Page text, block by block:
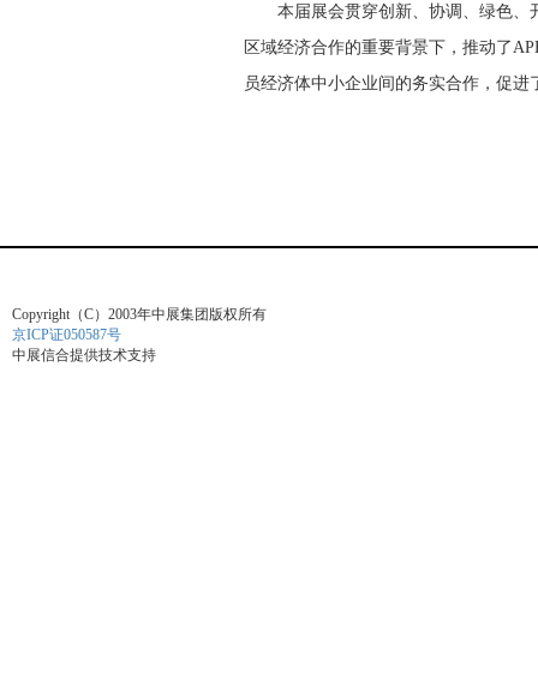
本届展会贯穿创新、协调、绿色、开
区域经济合作的重要背景下，推动了
员经济体中小企业间的务实合作，促
Copyright（C）2003年中展集团版权所有
京ICP证050587号
中展信合提供技术支持